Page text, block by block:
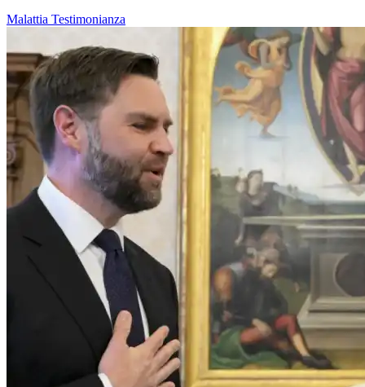
Malattia Testimonianza